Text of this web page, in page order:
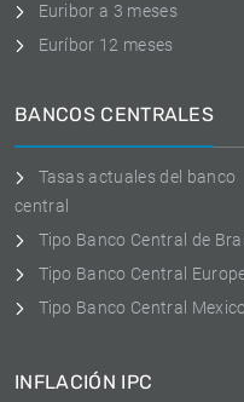
Euribor a 3 meses
Euríbor 12 meses
BANCOS CENTRALES
Tasas actuales del banco
central
Tipo Banco Central de
Tipo Banco Central
Tipo Banco Central Mexico
INFLACIÓN IPC